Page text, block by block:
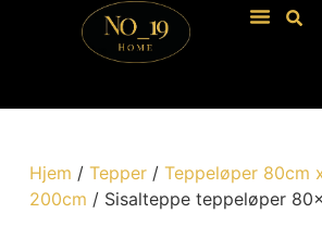
Hjem / Tepper/ Teppeløper 80cm
200cm / Sisalteppe teppeløper